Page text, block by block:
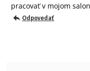
pracovať v mojom
Odpovedať